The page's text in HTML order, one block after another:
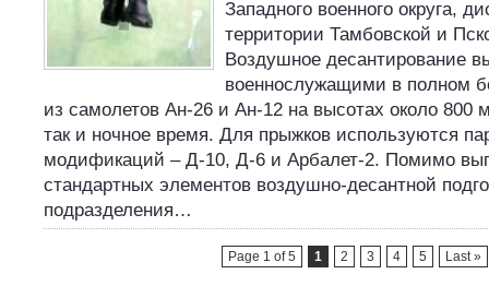
Западного военного округа,
территории Тамбовской и
Воздушное десантирование
военнослужащими в полном
из самолетов Ан-26 и Ан-12 на высотах около 800
так и ночное время. Для прыжков используются
модификаций – Д-10, Д-6 и Арбалет-2. Помимо
стандартных элементов воздушно-десантной
подразделения…
Page 1 of 5 1 2 3 4 5 Last »